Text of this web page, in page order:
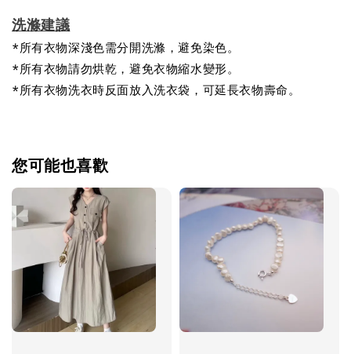
洗滌建議
*所有衣物深淺色需分開洗滌，避免染色。
*所有衣物請勿烘乾，避免衣物縮水變形。
*所有衣物洗衣時反面放入洗衣袋，可延長衣物壽命。
您可能也喜歡